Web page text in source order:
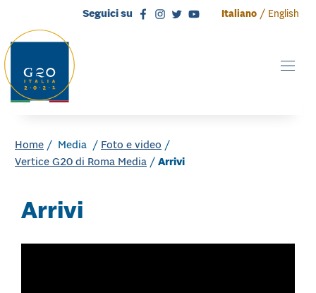
Vai direttamente al contenuto Vai direttamente al footer
Seguici su Italiano / English
Home / Media / Foto e video /
Vertice G20 di Roma Media / Arrivi
Arrivi